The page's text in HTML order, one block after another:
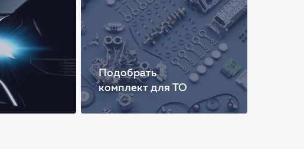
Подобрать
комплект для ТО